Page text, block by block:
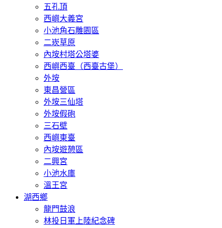
五孔頂
西嶼大義宮
小池角石雕園區
二崁草原
內垵村塔公塔婆
西嶼西臺（西臺古堡）
外垵
東昌營區
外垵三仙塔
外垵假砲
三石壁
西嶼東臺
內垵遊憩區
二興宮
小池水庫
溫王宮
湖西鄉
龍門鼓浪
林投日軍上陸紀念碑